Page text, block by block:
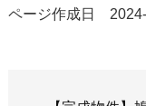
ページ作成日